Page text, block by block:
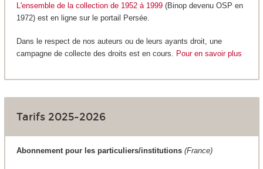
L'ensemble de la collection de 1952 à 1999(Binop devenu OSP en
1972) est en ligne sur le portail Persée.
Dans le respect de nos auteurs ou de leurs ayants droit, une
campagne de collecte des droits est en cours. Pour en savoir plus
Tarifs 2025-2026
Abonnement pour les particuliers/institutions (France)